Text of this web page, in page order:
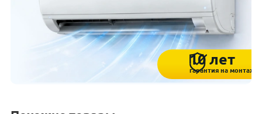
10 лет
гарантия на монтаж